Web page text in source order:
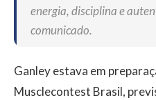
energia, disciplina e
comunicado.
Ganley estava em
Musclecontest Brasil,